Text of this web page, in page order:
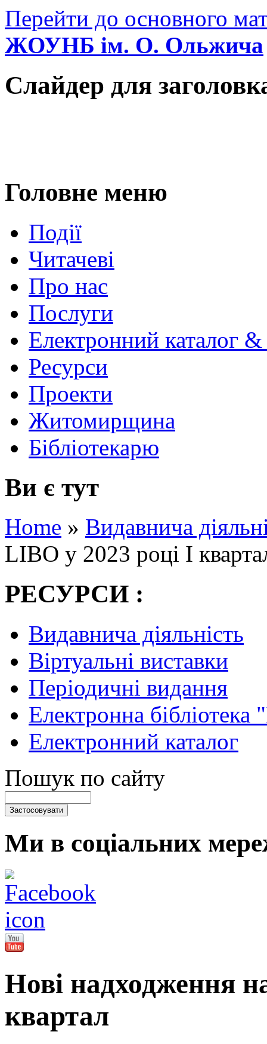
Перейти до основного
ЖОУНБ ім. О. Ольжича
Слайдер для
Головне меню
Події
Читачеві
Про нас
Послуги
Електронний каталог
Ресурси
Проекти
Житомирщина
Бібліотекарю
Ви є тут
Home » Видавнича
LIBO у 2023 році І
РЕСУРСИ :
Видавнича діяльність
Віртуальні виставки
Періодичні видання
Електронна
Електронний каталог
Пошук по сайту
Ми в соціальних
Нові надходження
квартал